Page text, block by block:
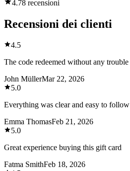
4.78 recensioni
Recensioni dei clienti
4.5
The code redeemed without any trouble
John MüllerMar 22, 2026
5.0
Everything was clear and easy to follow
Emma ThomasFeb 21, 2026
5.0
Great experience buying this gift card
Fatma SmithFeb 18, 2026